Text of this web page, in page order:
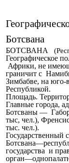
Ботсвана
БОТСВАНА
Географическое
Африки, не
граничит с
Зимбабве, на
Республикой.
Площадь.
Главные города,
Ботсваны —
тыс, чел.),
тыс. чел.).
Государственный
государства и